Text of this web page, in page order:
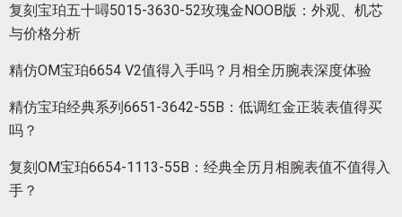
复刻宝珀五十噚5015-3630-52玫瑰金NOOB版：外观、机芯
与价格分析
精仿OM宝珀6654 V2值得入手吗？月相全历腕表深度体验
精仿宝珀经典系列6651-3642-55B：低调红金正装表值得买
吗？
复刻OM宝珀6654-1113-55B：经典全历月相腕表值不值得入
手？